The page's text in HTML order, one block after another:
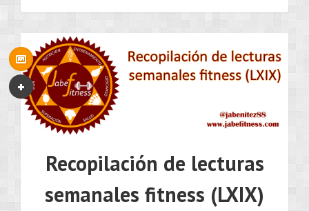
Recopilación de lecturas
semanales fitness (LXIX)